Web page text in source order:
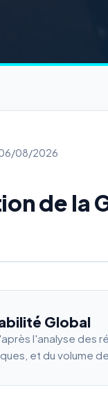
06/08/2026
de la
Global
l'analyse des
et du volume